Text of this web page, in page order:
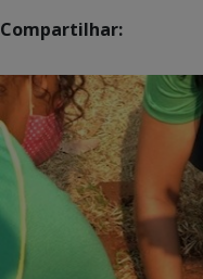
Compartilhar: